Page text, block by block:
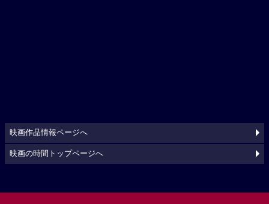
映画作品情報ページへ
映画の時間トップページへ